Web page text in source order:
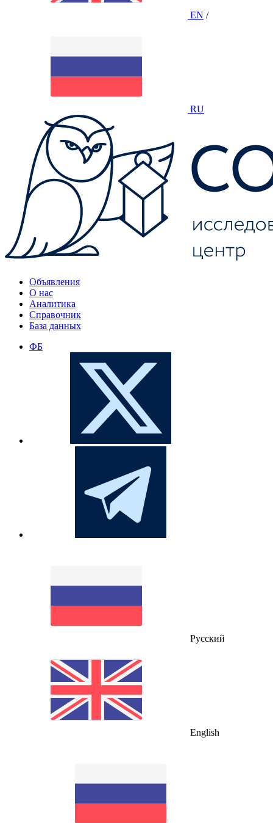
EN /
RU
Объявления
О нас
Аналитика
Справочник
База данных
ФБ
Русский
English